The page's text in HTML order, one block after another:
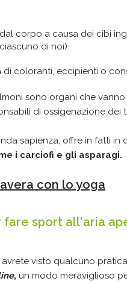
corpo a causa dei cibi
di noi)
di coloranti, eccipienti o
sono organi che
di ossigenazione dei
sapienza, offre in fatti in
i carciofi e gli asparagi.
con lo yoga
fare sport all'aria
visto qualcuno
, un modo meraviglioso